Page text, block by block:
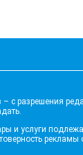
– с разрешения
и услуги
рекламы